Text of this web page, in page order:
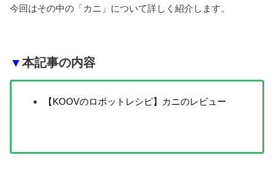
今回はその中の「カニ」について詳しく紹介します。
▼本記事の内容
【KOOVのロボットレシピ】カニのレビュー